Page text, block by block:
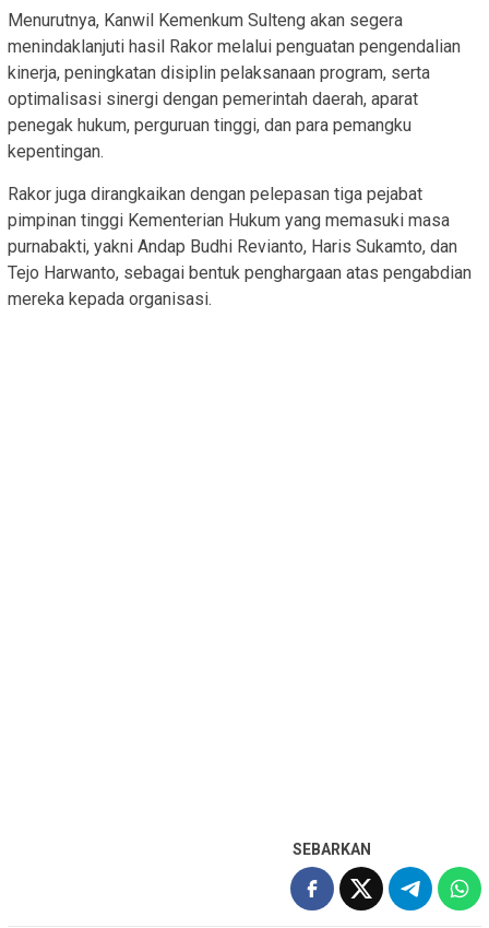
Menurutnya, Kanwil Kemenkum Sulteng akan segera
menindaklanjuti hasil Rakor melalui penguatan pengendalian
kinerja, peningkatan disiplin pelaksanaan program, serta
optimalisasi sinergi dengan pemerintah daerah, aparat
penegak hukum, perguruan tinggi, dan para pemangku
kepentingan.
Rakor juga dirangkaikan dengan pelepasan tiga pejabat
pimpinan tinggi Kementerian Hukum yang memasuki masa
purnabakti, yakni Andap Budhi Revianto, Haris Sukamto, dan
Tejo Harwanto, sebagai bentuk penghargaan atas pengabdian
mereka kepada organisasi.
SEBARKAN